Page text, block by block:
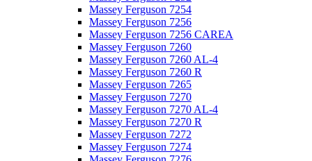
Massey Ferguson 7254
Massey Ferguson 7256
Massey Ferguson 7256 CAREA
Massey Ferguson 7260
Massey Ferguson 7260 AL-4
Massey Ferguson 7260 R
Massey Ferguson 7265
Massey Ferguson 7270
Massey Ferguson 7270 AL-4
Massey Ferguson 7270 R
Massey Ferguson 7272
Massey Ferguson 7274